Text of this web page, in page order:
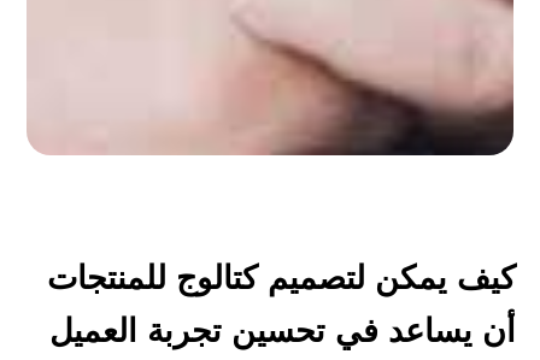
كيف يمكن لتصميم كتالوج للمنتجات
أن يساعد في تحسين تجربة العميل